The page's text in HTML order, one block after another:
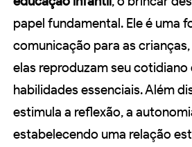
papel fundamental. Ele é uma
comunicação para as
elas reproduzam seu cotidiano
habilidades essenciais. Além
estimula a reflexão, a
estabelecendo uma relação